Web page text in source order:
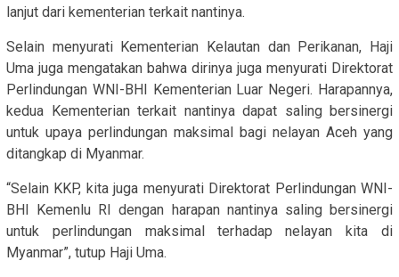
lanjut dari kementerian terkait nantinya.
Selain menyurati Kementerian Kelautan dan Perikanan, Haji
Uma juga mengatakan bahwa dirinya juga menyurati Direktorat
Perlindungan WNI-BHI Kementerian Luar Negeri. Harapannya,
kedua Kementerian terkait nantinya dapat saling bersinergi
untuk upaya perlindungan maksimal bagi nelayan Aceh yang
ditangkap di Myanmar.
“Selain KKP, kita juga menyurati Direktorat Perlindungan WNI-
BHI Kemenlu RI dengan harapan nantinya saling bersinergi
untuk perlindungan maksimal terhadap nelayan kita di
Myanmar”, tutup Haji Uma.